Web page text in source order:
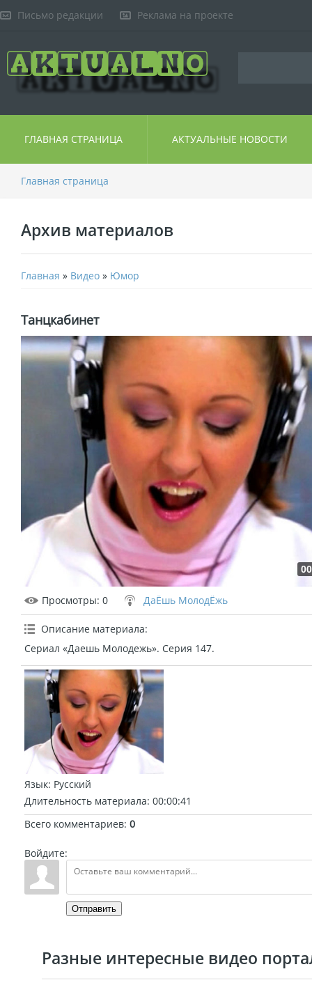
Письмо редакции Реклама на проекте
ГЛАВНАЯ СТРАНИЦА АКТУАЛЬНЫЕ НОВОСТИ
Главная страница
Архив материалов
Главная » Видео » Юмор
Танцкабинет
Просмотры: 0 ДаЁшь МолодЁжь
Описание материала:
Сериал «Даешь Молодежь». Серия 147.
Язык: Русский
Длительность материала: 00:00:41
Всего комментариев: 0
Войдите:
Отправить
Разные интересные видео